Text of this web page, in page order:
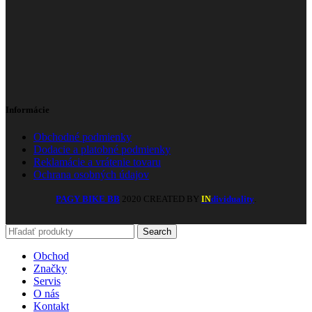
Informácie
Obchodné podmienky
Dodacie a platobné podmienky
Reklamácie a vrátenie tovaru
Ochrana osobných údajov
PAGY BIKE BB 2020 CREATED BY INdividuality.
Search
Obchod
Značky
Servis
O nás
Kontakt